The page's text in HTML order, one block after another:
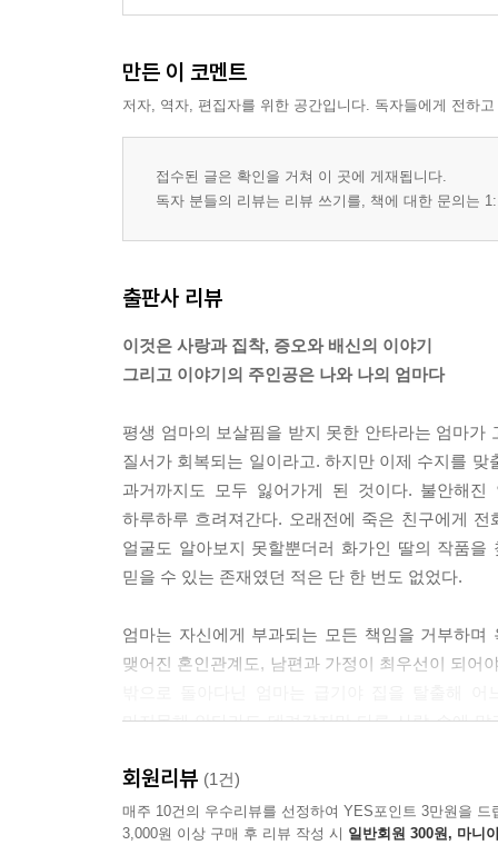
만든 이 코멘트
저자, 역자, 편집자를 위한 공간입니다. 독자들에게 전하
접수된 글은 확인을 거쳐 이 곳에 게재됩니다.
독자 분들의 리뷰는 리뷰 쓰기를, 책에 대한 문의는
출판사 리뷰
이것은 사랑과 집착, 증오와 배신의 이야기
그리고 이야기의 주인공은 나와 나의 엄마다
평생 엄마의 보살핌을 받지 못한 안타라는 엄마
질서가 회복되는 일이라고. 하지만 이제 수지를
과거까지도 모두 잃어가게 된 것이다. 불안해
하루하루 흐려져간다. 오래전에 죽은 친구에게
얼굴도 알아보지 못할뿐더러 화가인 딸의 작품
믿을 수 있는 존재였던 적은 단 한 번도 없었다.
엄마는 자신에게 부과되는 모든 책임을 거부하
맺어진 혼인관계도, 남편과 가정이 최우선이 되어
마지못해 안타라도 데려갔지만 다른 사람 손에
살아가고, 결국 엄마의 부모님이 두 사람을 거두
마치고 그곳에서 돌아온 뒤에도 엄마는 떠돌이 예
회원리뷰 (1건)
매주 10건의 우수리뷰를 선정하여 YES포인트 3만원을 드
3,000원 이상 구매 후 리뷰 작성 시 일반회원 300원, 마니